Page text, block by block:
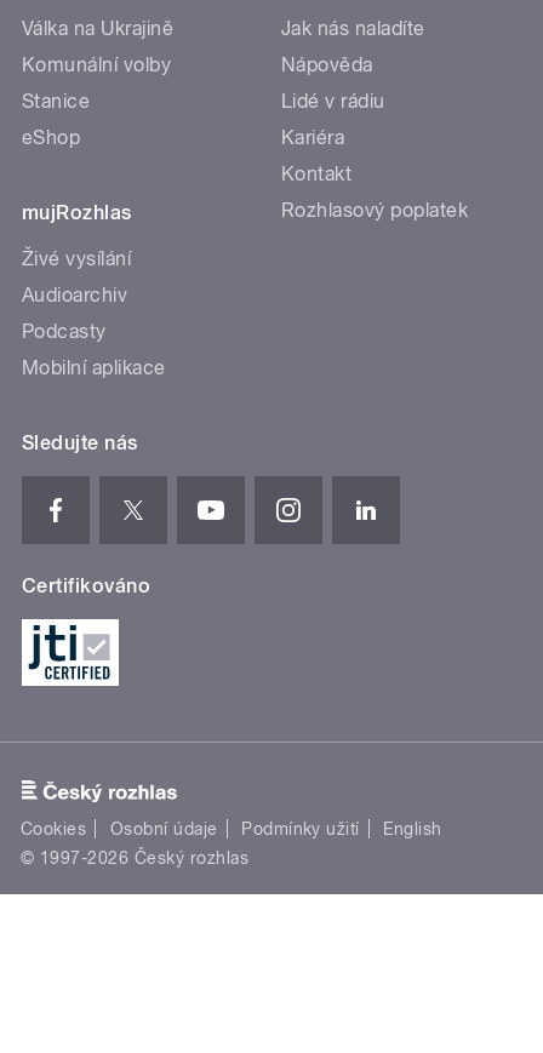
Válka na Ukrajině
Komunální volby
Stanice
eShop
mujRozhlas
Živé vysílání
Audioarchiv
Podcasty
Mobilní aplikace
Jak nás naladíte
Nápověda
Lidé v rádiu
Kariéra
Kontakt
Rozhlasový poplatek
Sledujte nás
Certifikováno
Cookies Osobní údaje Podmínky užití
English
© 1997-2026 Český rozhlas